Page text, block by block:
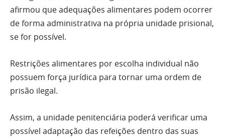
afirmou que adequações alimentares podem ocorrer
de forma administrativa na própria unidade prisional,
se for possível.
Restrições alimentares por escolha individual não
possuem força jurídica para tornar uma ordem de
prisão ilegal.
Assim, a unidade penitenciária poderá verificar uma
possível adaptação das refeições dentro das suas